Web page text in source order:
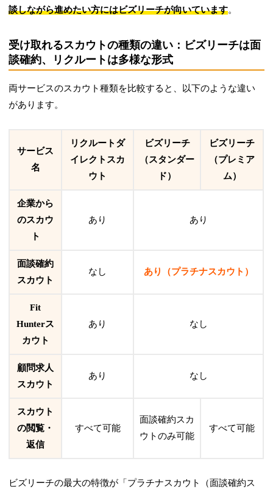
談しながら進めたい方にはビズリーチが向いています。
受け取れるスカウトの種類の違い：ビズリーチは面
談確約、リクルートは多様な形式
両サービスのスカウト種類を比較すると、以下のような違い
があります。
サービス
名
リクルートダ
イレクトスカ
ウト
ビズリーチ
（スタンダー
ド）
ビズリーチ
（プレミア
ム）
企業から
のスカウ
ト
あり あり
面談確約
スカウト
なし あり（プラチナスカウト）
Fit
Hunterス
カウト
あり なし
顧問求人
スカウト
あり なし
スカウト
の閲覧・
返信
すべて可能
面談確約スカ
ウトのみ可能
すべて可能
ビズリーチの最大の特徴が「プラチナスカウト（面談確約ス